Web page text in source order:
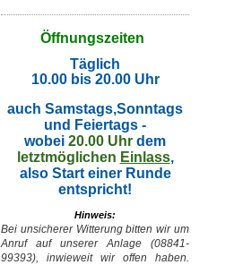
Öffnungszeiten
Täglich
10.00 bis 20.00 Uhr
auch Samstags,Sonntags
und Feiertags -
wobei 20.00 Uhr dem
letztmöglichen Einlass,
also Start einer Runde
entspricht!
Hinweis:
Bei unsicherer Witterung bitten wir um
Anruf auf unserer Anlage (08841-
99393), inwieweit wir offen haben.